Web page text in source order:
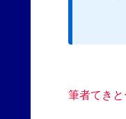
筆者てき